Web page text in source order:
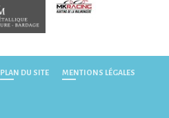
PLAN DU SITE MENTIONS LÉGALES